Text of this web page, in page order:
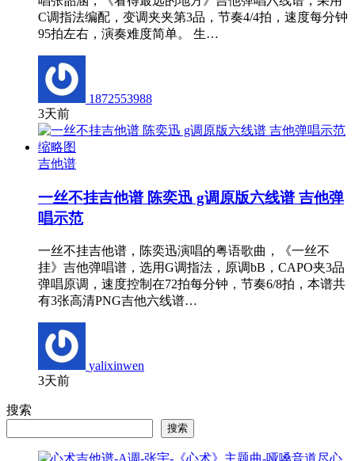
C调指法编配，变调夹夹第3品，节奏4/4拍，速度每分钟
95拍左右，演奏难度简单。 生…
1872553988
3天前
吉他谱
一丝不挂吉他谱 陈奕迅 g调原版六线谱 吉他弹
唱示范
一丝不挂吉他谱，陈奕迅演唱的粤语歌曲，《一丝不
挂》吉他弹唱谱，选用G调指法，原调bB，CAPO夹3品
弹唱原调，速度控制在72拍每分钟，节奏6/8拍，本谱共
有3张高清PNG吉他六线谱…
yalixinwen
3天前
搜索
搜索